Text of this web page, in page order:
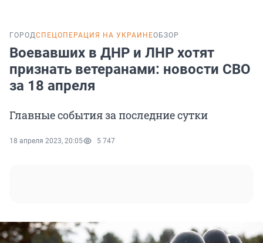
ГОРОДСПЕЦОПЕРАЦИЯ НА УКРАИНЕОБЗОР
Воевавших в ДНР и ЛНР хотят
признать ветеранами: новости СВО
за 18 апреля
Главные события за последние сутки
18 апреля 2023, 20:05 5 747